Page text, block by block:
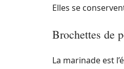
Elles se
Brochettes de
La marinade est